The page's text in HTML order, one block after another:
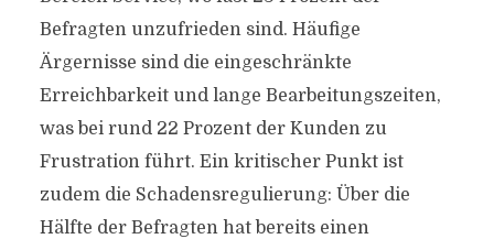
Befragten unzufrieden sind. Häufige
Ärgernisse sind die eingeschränkte
Erreichbarkeit und lange Bearbeitungszeiten,
was bei rund 22 Prozent der Kunden zu
Frustration führt. Ein kritischer Punkt ist
zudem die Schadensregulierung: Über die
Hälfte der Befragten hat bereits einen